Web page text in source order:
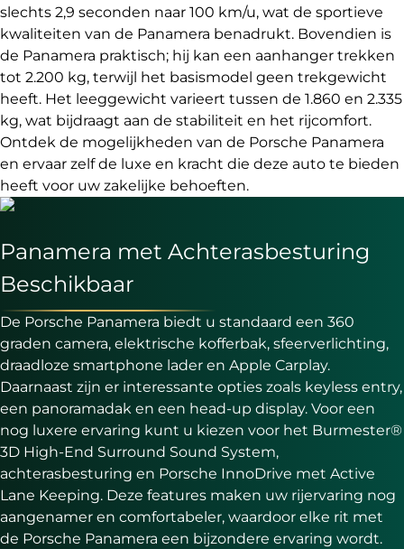
slechts 2,9 seconden naar 100 km/u, wat de sportieve
kwaliteiten van de Panamera benadrukt. Bovendien is
de Panamera praktisch; hij kan een aanhanger trekken
tot 2.200 kg, terwijl het basismodel geen trekgewicht
heeft. Het leeggewicht varieert tussen de 1.860 en 2.335
kg, wat bijdraagt aan de stabiliteit en het rijcomfort.
Ontdek de mogelijkheden van de Porsche Panamera
en ervaar zelf de luxe en kracht die deze auto te bieden
heeft voor uw zakelijke behoeften.
Panamera met Achterasbesturing
Beschikbaar
De Porsche Panamera biedt u standaard een 360
graden camera, elektrische kofferbak, sfeerverlichting,
draadloze smartphone lader en Apple Carplay.
Daarnaast zijn er interessante opties zoals keyless entry,
een panoramadak en een head-up display. Voor een
nog luxere ervaring kunt u kiezen voor het Burmester®
3D High-End Surround Sound System,
achterasbesturing en Porsche InnoDrive met Active
Lane Keeping. Deze features maken uw rijervaring nog
aangenamer en comfortabeler, waardoor elke rit met
de Porsche Panamera een bijzondere ervaring wordt.